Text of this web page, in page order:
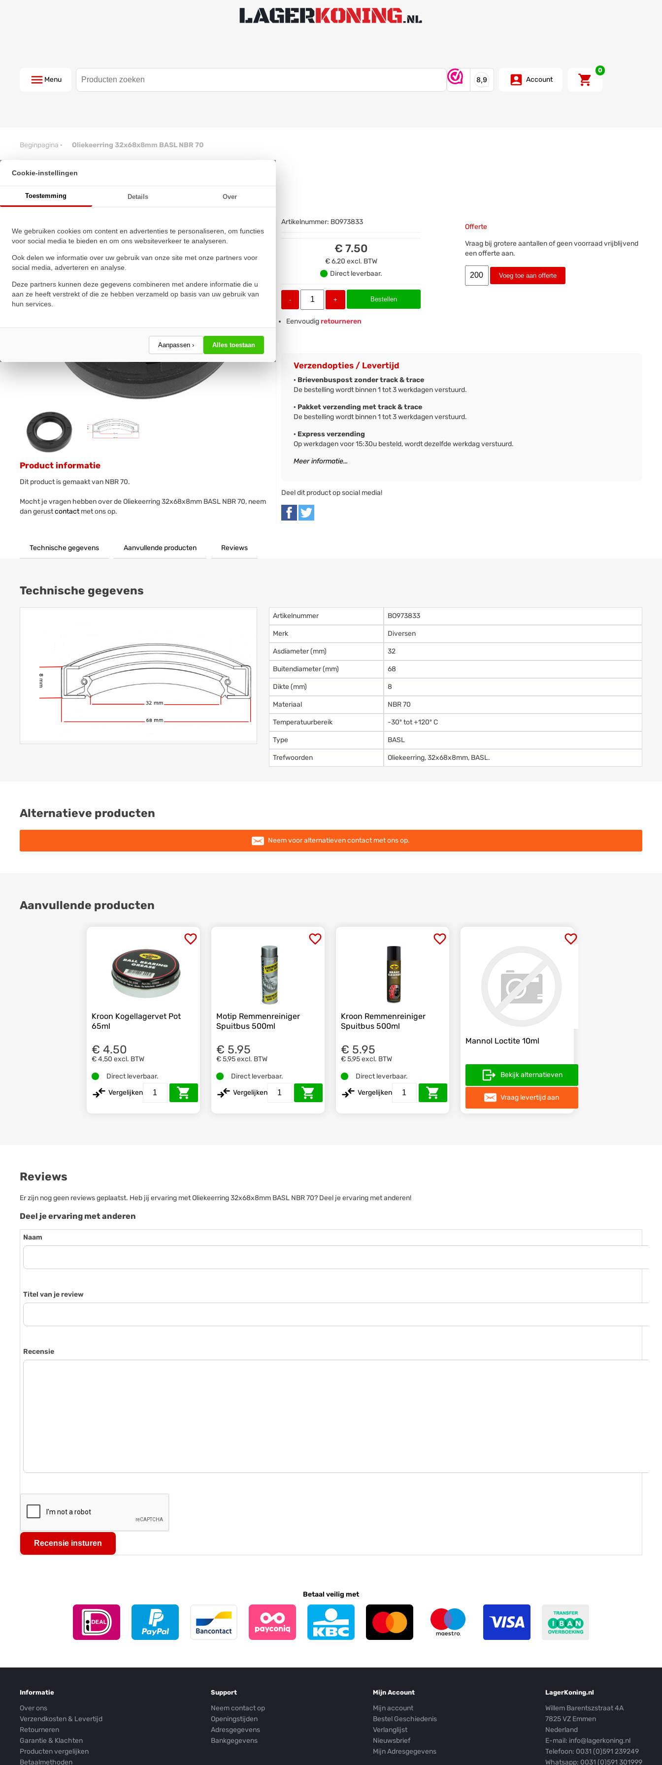
Menu Account
0
Beginpagina · Oliekeerring 32x68x8mm BASL NBR 70
Cookie-instellingen
Toestemming Details Over
We gebruiken cookies om content en advertenties te personaliseren, om functies
voor social media te bieden en om ons websiteverkeer te analyseren.
Ook delen we informatie over uw gebruik van onze site met onze partners voor
social media, adverteren en analyse.
Deze partners kunnen deze gegevens combineren met andere informatie die u
aan ze heeft verstrekt of die ze hebben verzameld op basis van uw gebruik van
hun services.
Aanpassen › Alles toestaan
Oliekeerring 32x68x8mm BASL NBR 70
★★★★★
★★★★★
Product informatie
Dit product is gemaakt van NBR 70.
Mocht je vragen hebben over de Oliekeerring 32x68x8mm BASL NBR 70, neem
dan gerustcontactmet ons op.
Artikelnummer: BO973833
€ 7.50
€ 6,20 excl. BTW
Direct leverbaar.
- + Bestellen
Eenvoudigretourneren
Offerte
Vraag bij grotere aantallen of geen voorraad vrijblijvend
een offerte aan.
Voeg toe aan offerte
Verzendopties / Levertijd
· Brievenbuspost zonder track & trace
De bestelling wordt binnen 1 tot 3 werkdagen verstuurd.
· Pakket verzending met track & trace
De bestelling wordt binnen 1 tot 3 werkdagen verstuurd.
· Express verzending
Op werkdagen voor 15:30u besteld, wordt dezelfde werkdag verstuurd.
Meer informatie...
Deel dit product op social media!
Technische gegevens Aanvullende producten Reviews
Technische gegevens
Artikelnummer BO973833
Merk Diversen
Asdiameter (mm) 32
Buitendiameter (mm) 68
Dikte (mm) 8
Materiaal NBR 70
Temperatuurbereik -30º tot +120º C
Type BASL
Trefwoorden Oliekeerring, 32x68x8mm, BASL.
Alternatieve producten
Neem voor alternatieven contact met ons op.
Aanvullende producten
Kroon Kogellagervet Pot
65ml
€ 4.50
€ 4,50 excl. BTW
Direct leverbaar.
Vergelijken
Motip Remmenreiniger
Spuitbus 500ml
€ 5.95
€ 5,95excl. BTW
Direct leverbaar.
Vergelijken
Kroon Remmenreiniger
Spuitbus 500ml
€ 5.95
€ 5,95excl. BTW
Direct leverbaar.
Vergelijken
Mannol Loctite 10ml
Bekijk alternatieven
Vraag levertijd aan
Reviews
Er zijn nog geen reviews geplaatst. Heb jij ervaring met Oliekeerring 32x68x8mm BASL NBR 70? Deel je ervaring met anderen!
Deel je ervaring met anderen
Naam
Titel van je review
Recensie
Recensie insturen
Betaal veilig met
Informatie
Over ons
Verzendkosten & Levertijd
Retourneren
Garantie & Klachten
Producten vergelijken
Betaalmethoden
Support
Neem contact op
Openingstijden
Adresgegevens
Bankgegevens
Mijn Account
Mijn account
Bestel Geschiedenis
Verlanglijst
Nieuwsbrief
Mijn Adresgegevens
LagerKoning.nl
Willem Barentszstraat 4A
7825 VZ Emmen
Nederland
E-mail: info@lagerkoning.nl
Telefoon: 0031 (0)591 239249
Whatsapp: 0031 (0)591 301999